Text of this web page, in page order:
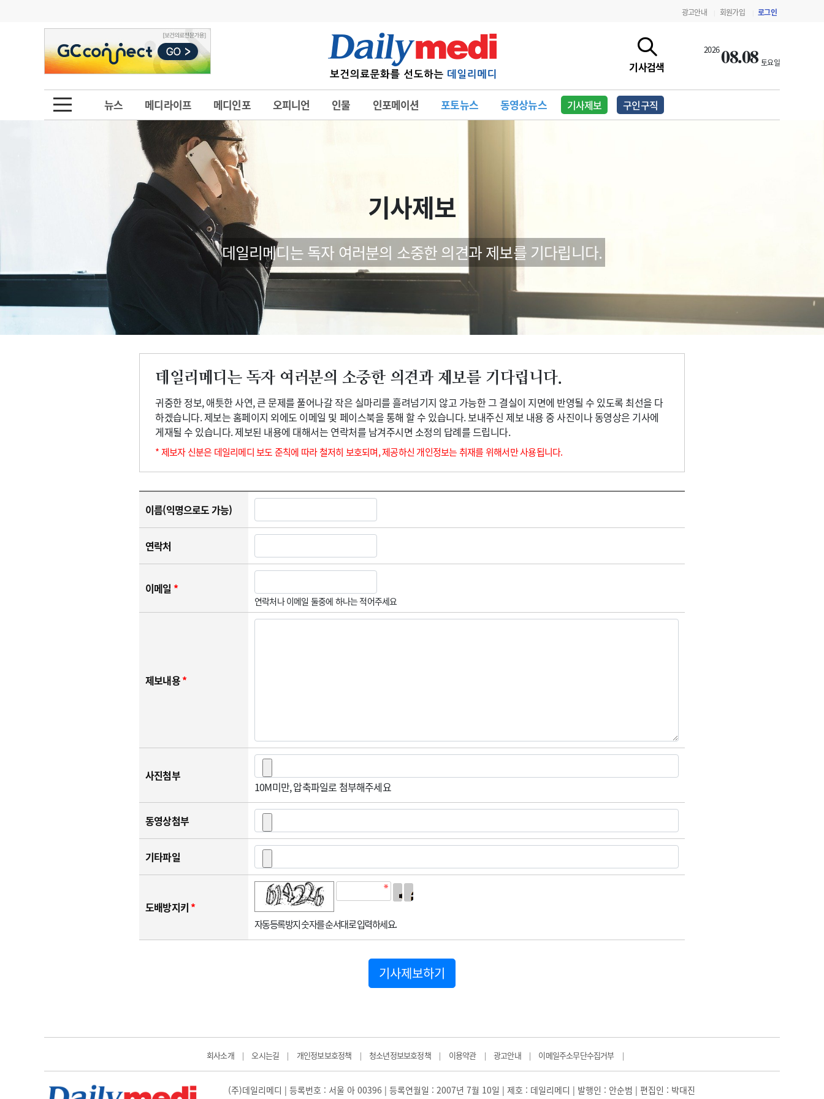
광고안내 회원가입 로그인
기사검색
202608.08 토요일
뉴스 메디라이프 메디인포 오피니언 인물 인포메이션 포토뉴스 동영상뉴스 기사제보 구인구직
금주의 검색어
1
의사인력 수급 추계
2
성분명 처방
3
AI의료
4
전공의 모집 결과
의사국시 합격률
6
관리급여 실시
의과대학 입시
10 약가인하
인사 사고
오피니언 칼럼 수첩
인물 초대석 피플
포토뉴스
지역병원 중소병원
행정처분 판례
학회·연수강좌 학회/연수강좌 행사
법적고지
기사제보
데일리메디는 독자 여러분의 소중한 의견과 제보를 기다립니다.
데일리메디는 독자 여러분의 소중한 의견과 제보를 기다립니다.
귀중한 정보, 애틋한 사연, 큰 문제를 풀어나갈 작은 실마리를 흘려넘기지 않고 가능한 그 결실이 지면에 반영될 수 있도록 최선을 다
하겠습니다. 제보는 홈페이지 외에도 이메일 및 페이스북을 통해 할 수 있습니다. 보내주신 제보 내용 중 사진이나 동영상은 기사에
게재될 수 있습니다. 제보된 내용에 대해서는 연락처를 남겨주시면 소정의 답례를 드립니다.
* 제보자 신분은 데일리메디 보도 준칙에 따라 철저히 보호되며, 제공하신 개인정보는 취재를 위해서만 사용됩니다.
이름(익명으로도 가능)
연락처
이메일 *
연락처나 이메일 둘중에 하나는 적어주세요
제보내용*
사진첨부
10M미만, 압축파일로 첨부해주세요
동영상첨부
기타파일
도배방지키 *
자동등록방지 숫자를 순서대로 입력하세요.
기사제보하기
회사소개 | 오시는길 | 개인정보보호정책 | 청소년정보보호정책 | 이용약관 | 광고안내 | 이메일주소무단수집거부 |
(주)데일리메디 | 등록번호 : 서울 아 00396 | 등록연월일 : 2007년 7월 10일 | 제호 : 데일리메디 | 발행인 : 안순범 | 편집인 : 박대진